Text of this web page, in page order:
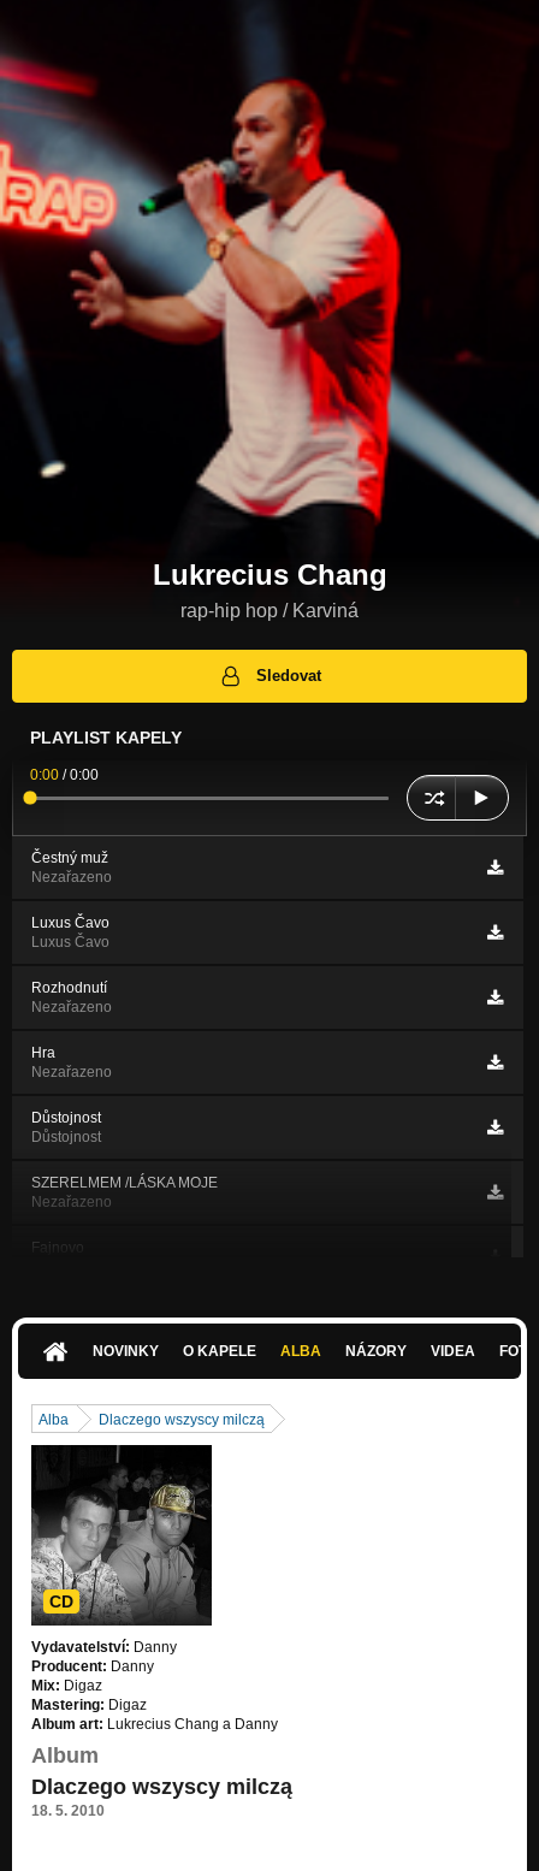
Lukrecius Chang
rap-hip hop / Karviná
Sledovat
PLAYLIST KAPELY
0:00 /0:00
Čestný muž
Nezařazeno
Luxus Čavo
Luxus Čavo
Rozhodnutí
Nezařazeno
Hra
Nezařazeno
Důstojnost
Důstojnost
SZERELMEM /LÁSKA MOJE
Nezařazeno
Fajnovo
Mě to nezajímá
Cíl
Nevadí mi to
Nevadí mi to
Pozitivní Energie
Pozitivní Energie
Celý Blok
Celý Blok
Posedlý
Posedlý
A.C.H.P
A.C.H.P
NOVINKY O KAPELE ALBA NÁZORY VIDEA
Alba Dlaczego wszyscy milczą
CD
Vydavatelství: Danny
Producent: Danny
Mix: Digaz
Mastering: Digaz
Album art: Lukrecius Chang a Danny
Album
Dlaczego wszyscy milczą
18. 5. 2010